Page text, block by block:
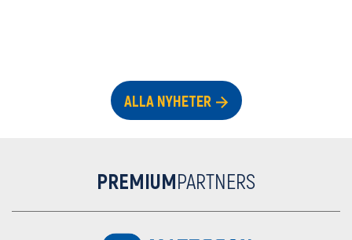
ALLA NYHETER
PREMIUMPARTNERS